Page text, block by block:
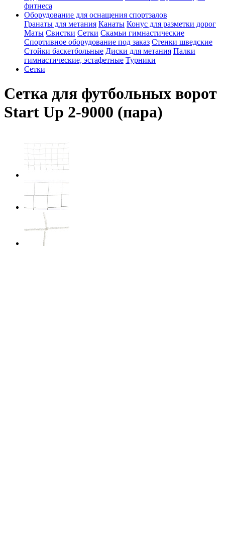
фитнеса
Оборудование для оснащения спортзалов
Гранаты для метания Канаты Конус для разметки дорог
Маты Свистки Сетки Скамьи гимнастические
Спортивное оборудование под заказ Стенки шведские
Стойки баскетбольные Диски для метания Палки
гимнастические, эстафетные Турники
Сетки
Сетка для футбольных ворот
Start Up 2-9000 (пара)